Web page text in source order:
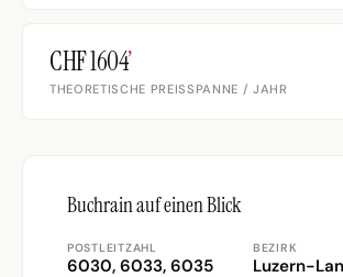
CHF 1604’
THEORETISCHE PREISSPANNE / JAHR
Buchrain auf einen Blick
POSTLEITZAHL
6030, 6033, 6035
BEZIRK
Luzern-